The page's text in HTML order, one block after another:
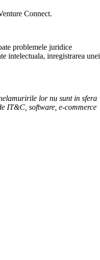
Connect.
problemele juridice
intelectuala, inregistrarea unei
lor nu sunt in sfera
IT&C, software, e-commerce